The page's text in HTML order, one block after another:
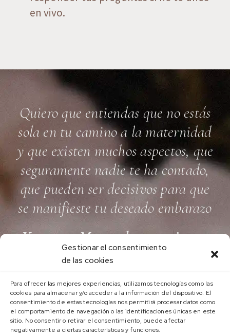
Gestionar el consentimiento
de las cookies
Para ofrecer las mejores experiencias, utilizamos tecnologías como las
cookies para almacenar y/o acceder a la información del dispositivo. El
consentimiento de estas tecnologías nos permitirá procesar datos como
el comportamiento de navegación o las identificaciones únicas en este
sitio. No consentir o retirar el consentimiento, puede afectar
negativamente a ciertas características y funciones.
en vivo.
Quiero que entiendas que no estás
sola en tu camino a la maternidad
y que existen muchos aspectos, que
seguramente nadie te ha contado,
que pueden ser decisivos para que
se manifieste tu deseado embarazo
Y en esta Masterclass en vivo te
los voy a desvelar: